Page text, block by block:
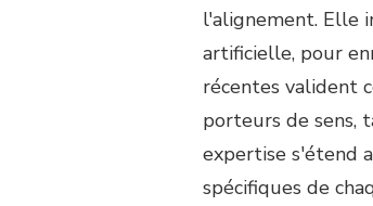
l'alignement. Elle
artificielle, pour
récentes valident
porteurs de sens,
expertise s'étend
spécifiques de